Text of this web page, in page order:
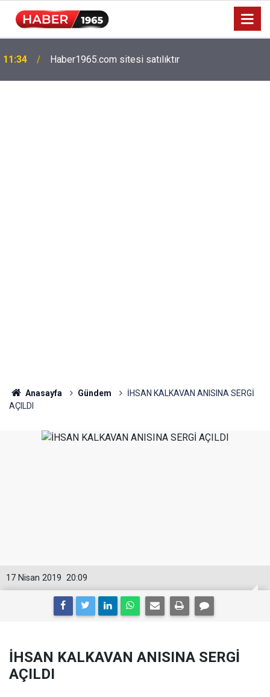
15:52
hesaplarda
Anasayfa Gündem
İHSAN KALKAVAN ANISINA SERGİ
AÇILDI
20:09
17 Nisan 2019
İHSAN KALKAVAN ANISINA SERGİ
AÇILDI